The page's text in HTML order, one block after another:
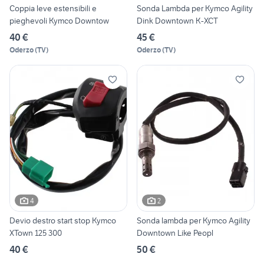
Coppia leve estensibili e
pieghevoli Kymco Downtow
40 €
Oderzo(TV)
Sonda Lambda per Kymco Agility
Dink Downtown K-XCT
45 €
Oderzo(TV)
4
Devio destro start stop Kymco
XTown 125 300
40 €
2
Sonda lambda per Kymco Agility
Downtown Like Peopl
50 €